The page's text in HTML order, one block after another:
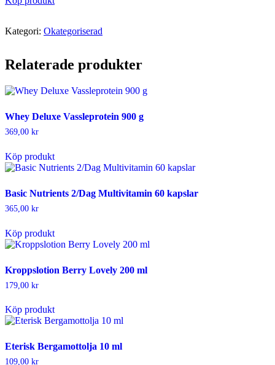
Kategori: Okategoriserad
Relaterade produkter
Whey Deluxe Vassleprotein 900 g
369,00 kr
Köp produkt
Basic Nutrients 2/Dag Multivitamin 60 kapslar
365,00 kr
Köp produkt
Kroppslotion Berry Lovely 200 ml
179,00 kr
Köp produkt
Eterisk Bergamottolja 10 ml
109,00 kr